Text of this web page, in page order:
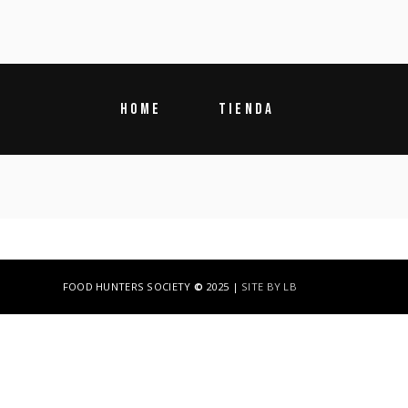
HOME TIENDA
FOOD HUNTERS SOCIETY © 2025 | SITE BY LB